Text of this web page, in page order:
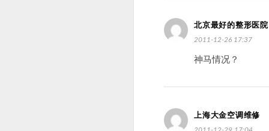
北京最好的整形医院
2011-12-26 17:37
神马情况？
上海大金空调维修
2011-12-29 17:04